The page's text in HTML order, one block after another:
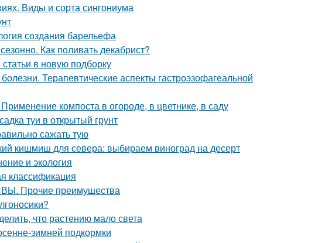
Виды и сорта сингониума
создания барельефа
Как поливать декабрист?
в новую подборку
Терапевтические аспекты гастроэзофагеальной
компоста в огороде, в цветнике, в саду
туи в открытый грунт
сажать тую
кишмиш для севера: выбираем виноград на десерт
и экология
классификация
Прочие преимущества
что растению мало света
зимней подкормки